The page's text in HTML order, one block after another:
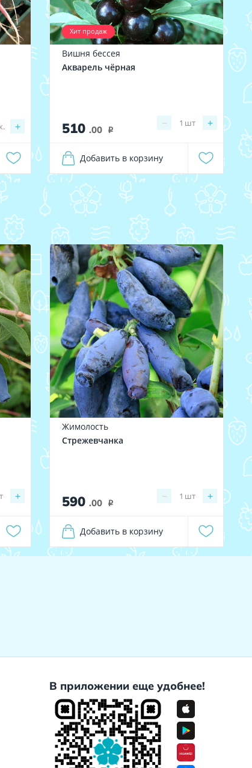
+
Хит продаж
Вишня бессея
Акварель чёрная
510 .00 i
− +
1 шт
Добавить в корзину
+
Жимолость
Стрежевчанка
590 .00 i
− +
1 шт
Добавить в корзину
В приложении еще удобнее!